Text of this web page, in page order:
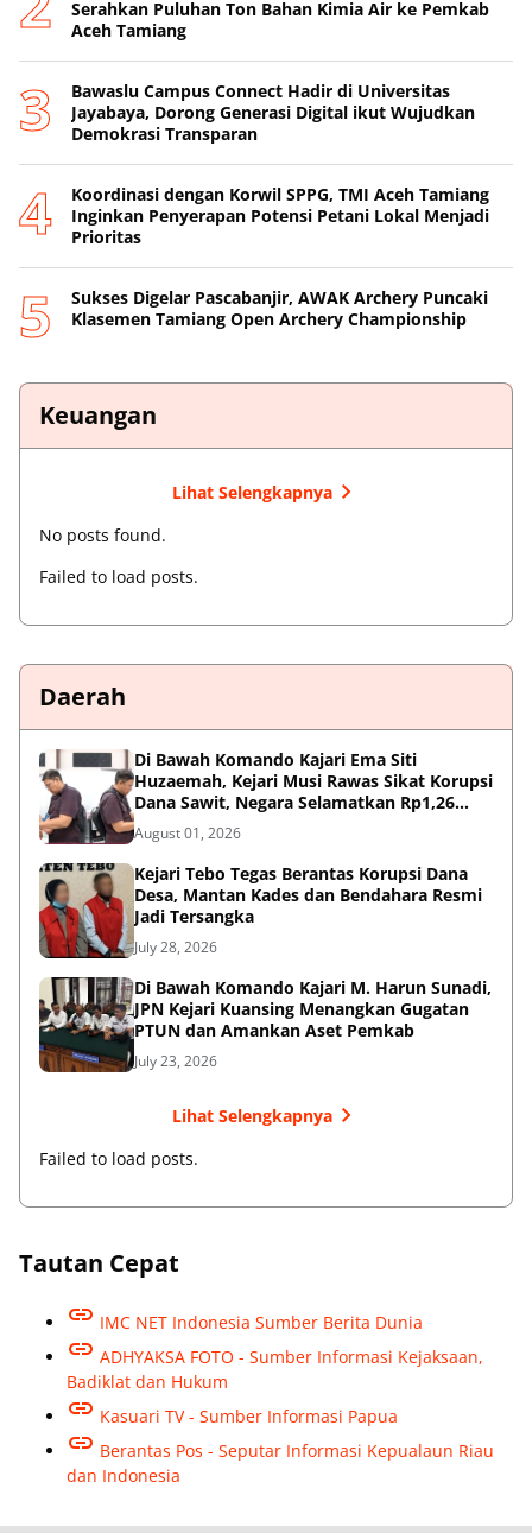
Serahkan Puluhan Ton Bahan Kimia Air ke Pemkab
Aceh Tamiang
Bawaslu Campus Connect Hadir di Universitas
Jayabaya, Dorong Generasi Digital ikut Wujudkan
Demokrasi Transparan
Koordinasi dengan Korwil SPPG, TMI Aceh Tamiang
Inginkan Penyerapan Potensi Petani Lokal Menjadi
Prioritas
Sukses Digelar Pascabanjir, AWAK Archery Puncaki
Klasemen Tamiang Open Archery Championship
Keuangan
Lihat Selengkapnya
No posts found.
Failed to load posts.
Daerah
Di Bawah Komando Kajari Ema Siti
Huzaemah, Kejari Musi Rawas Sikat Korupsi
Dana Sawit, Negara Selamatkan Rp1,26
Miliar
August 01, 2026
Kejari Tebo Tegas Berantas Korupsi Dana
Desa, Mantan Kades dan Bendahara Resmi
Jadi Tersangka
July 28, 2026
Di Bawah Komando Kajari M. Harun Sunadi,
JPN Kejari Kuansing Menangkan Gugatan
PTUN dan Amankan Aset Pemkab
July 23, 2026
Lihat Selengkapnya
Failed to load posts.
Tautan Cepat
IMC NET Indonesia Sumber Berita Dunia
ADHYAKSA FOTO - Sumber Informasi Kejaksaan,
Badiklat dan Hukum
Kasuari TV - Sumber Informasi Papua
Berantas Pos - Seputar Informasi Kepualaun Riau
dan Indonesia